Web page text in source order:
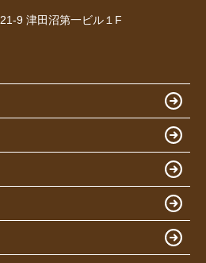
9 津田沼第一ビル１F